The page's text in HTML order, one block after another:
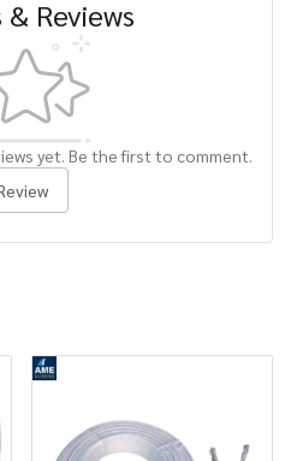
Reviews
yet. Be the first to comment.